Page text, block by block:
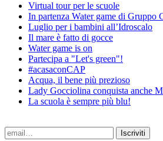
Virtual tour per le scuole
In partenza Water game di Gruppo
Luglio per i bambini all’Idroscalo
Il mare è fatto di gocce
Water game is on
Partecipa a "Let's green"!
#acasaconCAP
Acqua, il bene più prezioso
Lady Gocciolina conquista anche
La scuola è sempre più blu!